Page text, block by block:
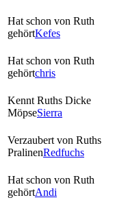
Hat schon von Ruth
gehörtKefes
Hat schon von Ruth
gehörtchris
Kennt Ruths Dicke
MöpseSierra
Verzaubert von Ruths
PralinenRedfuchs
Hat schon von Ruth
gehörtAndi